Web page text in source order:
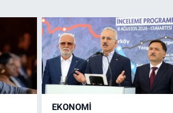
EKONOMİ